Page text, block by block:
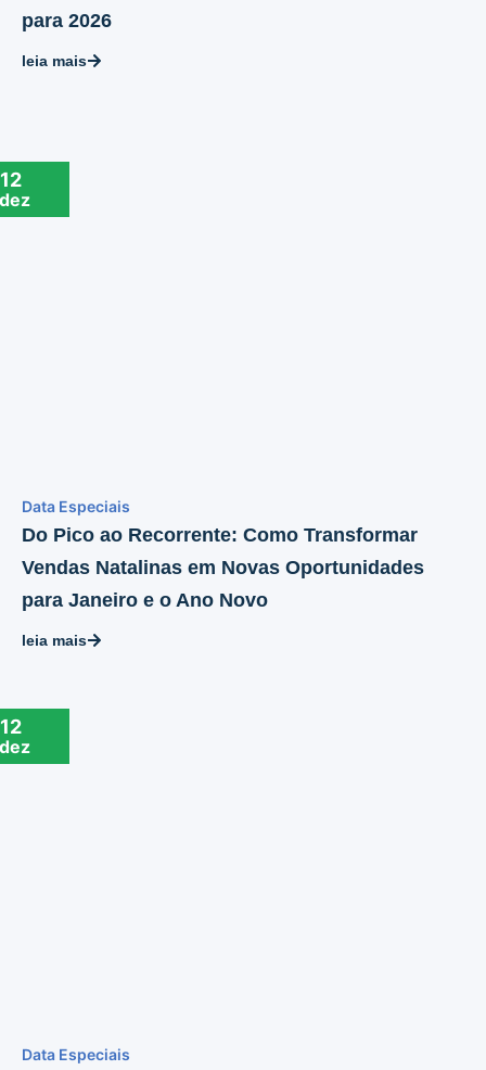
para 2026
leia mais
12
dez
Data Especiais
Do Pico ao Recorrente: Como Transformar
Vendas Natalinas em Novas Oportunidades
para Janeiro e o Ano Novo
leia mais
12
dez
Data Especiais